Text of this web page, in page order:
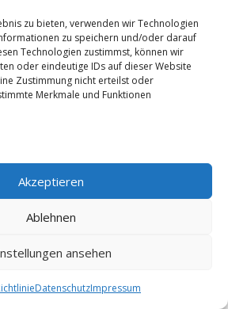
zu bieten, verwenden wir Technologien
zu speichern und/oder darauf
Technologien zustimmst, können wir
oder eindeutige IDs auf dieser Website
Zustimmung nicht erteilst oder
Merkmale und Funktionen
Akzeptieren
Ablehnen
ansehen
DatenschutzImpressum
© Studio Obholz